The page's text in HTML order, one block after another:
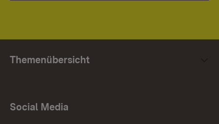
Themenübersicht
Social Media